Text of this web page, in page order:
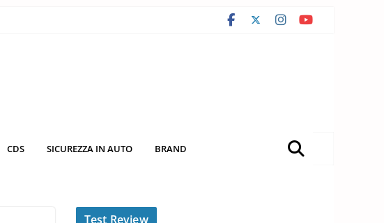
CDS SICUREZZA IN AUTO BRAND
Test Review